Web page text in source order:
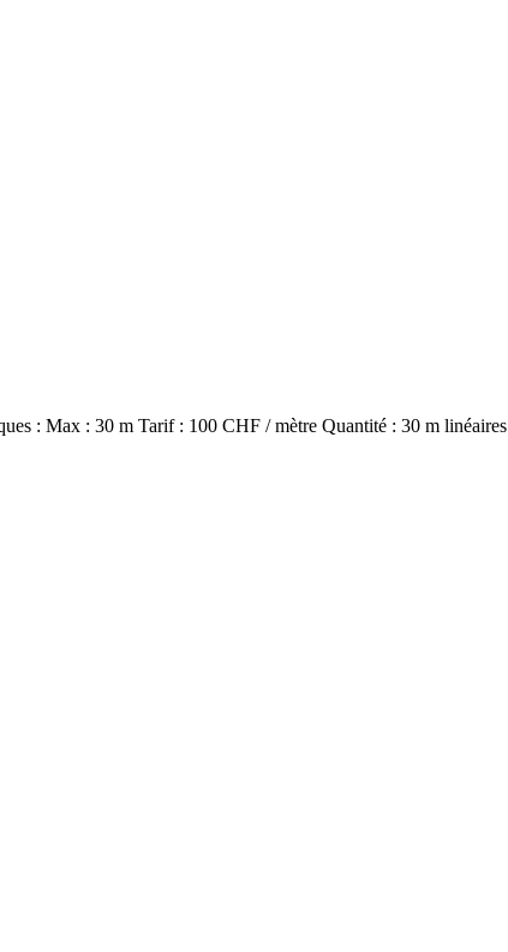
: Max : 30 m Tarif : 100 CHF / mètre Quantité : 30 m linéaires